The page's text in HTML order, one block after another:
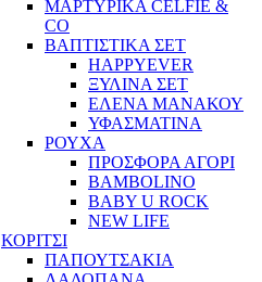
ΜΑΡΤΥΡΙΚΑ CELFIE &
CO
ΒΑΠΤΙΣΤΙΚΑ ΣΕΤ
HAPPYEVER
ΞΥΛΙΝΑ ΣΕΤ
ΕΛΕΝΑ ΜΑΝΑΚΟΥ
ΥΦΑΣΜΑΤΙΝΑ
ΡΟΥΧΑ
ΠΡΟΣΦΟΡΑ ΑΓΟΡΙ
BAMBOLINO
BABY U ROCK
NEW LIFE
ΚΟΡΙΤΣΙ
ΠΑΠΟΥΤΣΑΚΙΑ